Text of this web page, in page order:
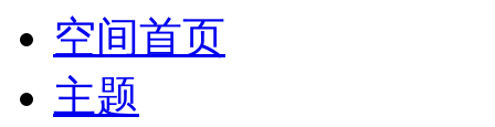
空间首页
主题